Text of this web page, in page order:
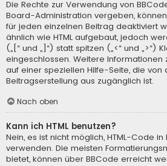
Die Rechte zur Verwendung von
Board-Administration vergeben,
für jeden einzelnen Beitrag deaktiviert
ähnlich wie HTML aufgebaut, jedoch
(„[“ und „]“) statt spitzen („<“ und „>“)
eingeschlossen. Weitere Informationen
auf einer speziellen Hilfe-Seite, die von
Beitragserstellung aus zugänglich ist.
Nach oben
Kann ich HTML benutzen?
Nein, es ist nicht möglich, HTML-Code
verwenden. Die meisten
bietet, können über BBCode erreicht